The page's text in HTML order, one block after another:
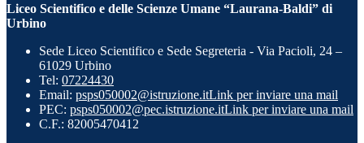
Liceo Scientifico e delle Scienze Umane “Laurana-Baldi” di
Urbino
Sede Liceo Scientifico e Sede Segreteria - Via Pacioli, 24 –
61029 Urbino
Tel: 07224430
Email: psps050002@istruzione.itLink per inviare una mail
PEC: psps050002@pec.istruzione.itLink per inviare una mail
C.F.: 82005470412